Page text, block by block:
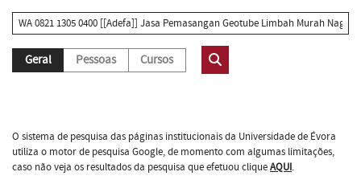
Geral Pessoas Cursos
O sistema de pesquisa das páginas institucionais da Universidade de Évora
utiliza o motor de pesquisa Google, de momento com algumas limitações,
caso não veja os resultados da pesquisa que efetuou cliqueAQUI.